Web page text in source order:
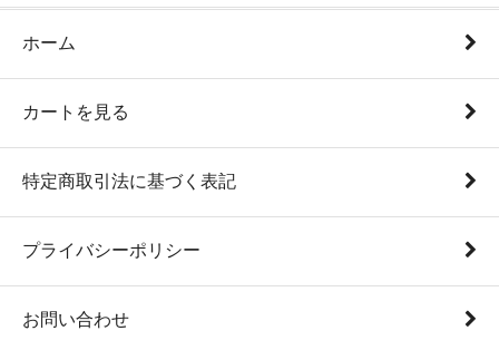
ホーム
カートを見る
特定商取引法に基づく表記
プライバシーポリシー
お問い合わせ